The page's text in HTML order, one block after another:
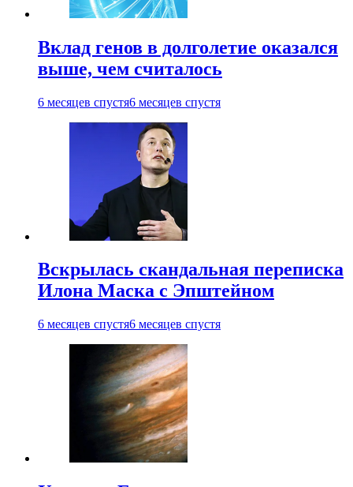
Вклад генов в долголетие оказался
выше, чем считалось
6 месяцев спустя6 месяцев спустя
Вскрылась скандальная переписка
Илона Маска с Эпштейном
6 месяцев спустя6 месяцев спустя